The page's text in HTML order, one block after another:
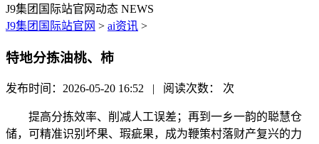
J9集团国际站官网动态 NEWS
J9集团国际站官网 > ai资讯 >
特地分拣油桃、柿
发布时间：2026-05-20 16:52 | 阅读次数： 次
提高分拣效率、削减人工误差；再到一乡一韵的聪慧仓
储，可精准识别坏果、瑕疵果，成为鞭策村落财产复兴的力